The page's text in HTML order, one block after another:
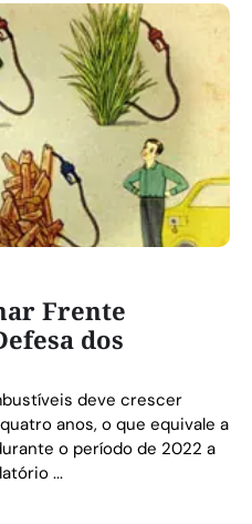
Frente
dos
deve crescer
anos, o que equivale a
o período de 2022 a
...